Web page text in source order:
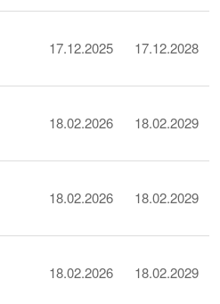
17.12.2025 17.12.2028
18.02.2026 18.02.2029
18.02.2026 18.02.2029
18.02.2026 18.02.2029